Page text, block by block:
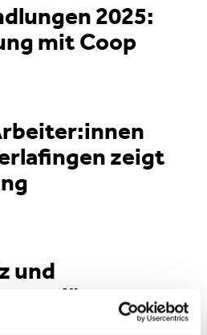
2025:
mit Coop
zeigt
und
verlängern